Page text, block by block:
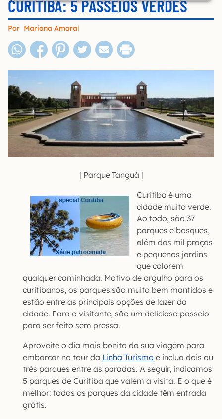
CURITIBA: 5 PASSEIOS VERDES
Por Mariana Amaral
| Parque Tanguá |
Curitiba é uma
cidade muito verde.
Ao todo, são 37
parques e bosques,
além das mil praças
e pequenos jardins
que colorem
qualquer caminhada. Motivo de orgulho para os
curitibanos, os parques são muito bem mantidos e
estão entre as principais opções de lazer da
cidade. Para o visitante, são um delicioso passeio
para ser feito sem pressa.
Aproveite o dia mais bonito da sua viagem para
embarcar no tour da Linha Turismo e inclua dois ou
três parques entre as paradas. A seguir, indicamos
5 parques de Curitiba que valem a visita. E o que é
melhor: todos os parques da cidade têm entrada
grátis.